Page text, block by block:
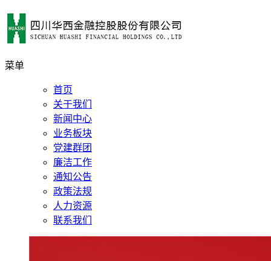
菜单
首页
关于我们
新闻中心
业务板块
党建群团
廉洁工作
通知公告
政策法规
人力资源
联系我们